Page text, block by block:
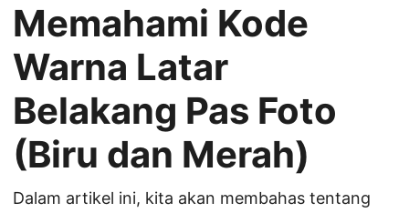
Memahami Kode
Warna Latar
Belakang Pas Foto
(Biru dan Merah)
Dalam artikel ini, kita akan membahas tentang